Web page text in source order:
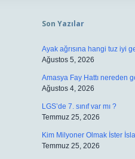
Son Yazılar
Ayak ağrısına hangi tuz iyi
Ağustos 5, 2026
Amasya Fay Hattı nereden
Ağustos 4, 2026
LGS’de 7. sınıf var mı ?
Temmuz 25, 2026
Kim Milyoner Olmak İster
Temmuz 25, 2026